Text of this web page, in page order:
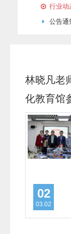
行业动
公告通
林晓凡老
化教育馆
02
03.02